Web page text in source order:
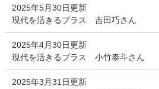
2025年5月30日更新
現代を活きるプラス 吉田巧さん
2025年4月30日更新
現代を活きるプラス 小竹泰斗さん
2025年3月31日更新